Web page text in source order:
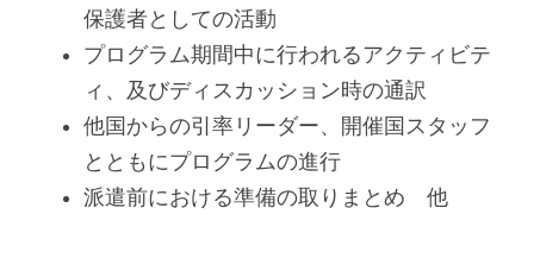
保護者としての活動
プログラム期間中に行われるアクティビテ
ィ、及びディスカッション時の通訳
他国からの引率リーダー、開催国スタッフ
とともにプログラムの進行
派遣前における準備の取りまとめ　他